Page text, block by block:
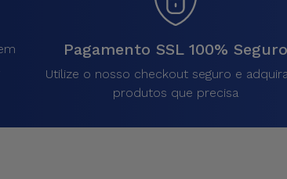
Pagamento SSL 100% Seguro
Utilize o nosso checkout seguro e
produtos que precisa